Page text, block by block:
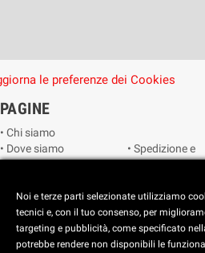
le preferenze dei Cookies
PAGINE
• Chi siamo
• Dove siamo
• Reimposta le
preferenze dei
cookie
• Spedizione e
vendita
• Catalogo
Noi e terze parti selezionate utilizziamo
tecnici e, con il tuo consenso, per
targeting e pubblicità, come specificato
potrebbe rendere non disponibili le